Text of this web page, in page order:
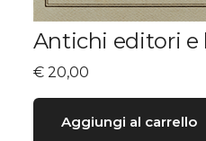
Antichi editori e
€20,00
Aggiungi al carrello